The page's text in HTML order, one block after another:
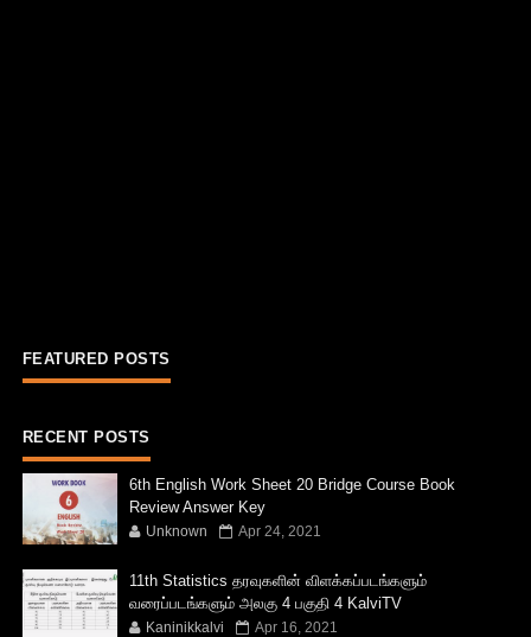
FEATURED POSTS
RECENT POSTS
6th English Work Sheet 20 Bridge Course Book
Review Answer Key
Unknown Apr 24, 2021
11th Statistics தரவுகளின் விளக்கப்படங்களும்
வரைப்படங்களும் அலகு 4 பகுதி 4 KalviTV
Kaninikkalvi Apr 16, 2021